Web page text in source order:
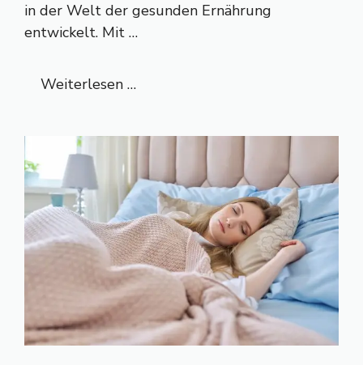
in der Welt der gesunden Ernährung
entwickelt. Mit …
Weiterlesen …